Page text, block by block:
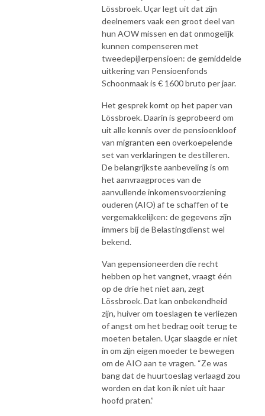
Lössbroek. Uçar legt uit dat zijn
deelnemers vaak een groot deel van
hun AOW missen en dat onmogelijk
kunnen compenseren met
tweedepijlerpensioen: de gemiddelde
uitkering van Pensioenfonds
Schoonmaak is € 1600 bruto per jaar.
Het gesprek komt op het paper van
Lössbroek. Daarin is geprobeerd om
uit alle kennis over de pensioenkloof
van migranten een overkoepelende
set van verklaringen te destilleren.
De belangrijkste aanbeveling is om
het aanvraagproces van de
aanvullende inkomensvoorziening
ouderen (AIO) af te schaffen of te
vergemakkelijken: de gegevens zijn
immers bij de Belastingdienst wel
bekend.
Van gepensioneerden die recht
hebben op het vangnet, vraagt één
op de drie het niet aan, zegt
Lössbroek. Dat kan onbekendheid
zijn, huiver om toeslagen te verliezen
of angst om het bedrag ooit terug te
moeten betalen. Uçar slaagde er niet
in om zijn eigen moeder te bewegen
om de AIO aan te vragen. “Ze was
bang dat de huurtoeslag verlaagd zou
worden en dat kon ik niet uit haar
hoofd praten.”